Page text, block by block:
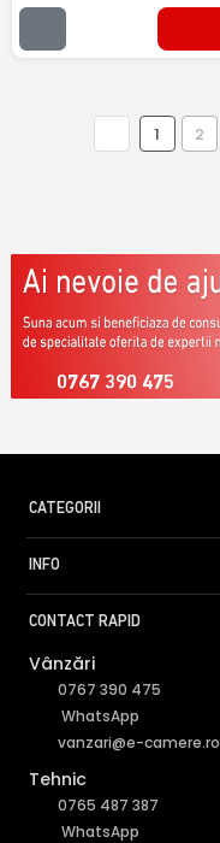
1 2
0767 390 475
CATEGORII
INFO
CONTACT RAPID
Vânzări
0767 390 475
WhatsApp
vanzari@e-camere.ro
Tehnic
0765 487 387
WhatsApp